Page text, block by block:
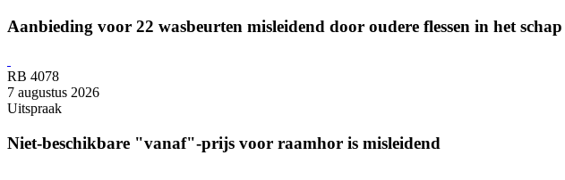
Aanbieding voor 22 wasbeurten misleidend door oudere flessen in het schap
RB 4078
7 augustus 2026
Uitspraak
Niet-beschikbare "vanaf"-prijs voor raamhor is misleidend